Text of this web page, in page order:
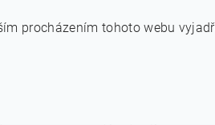
procházením tohoto webu